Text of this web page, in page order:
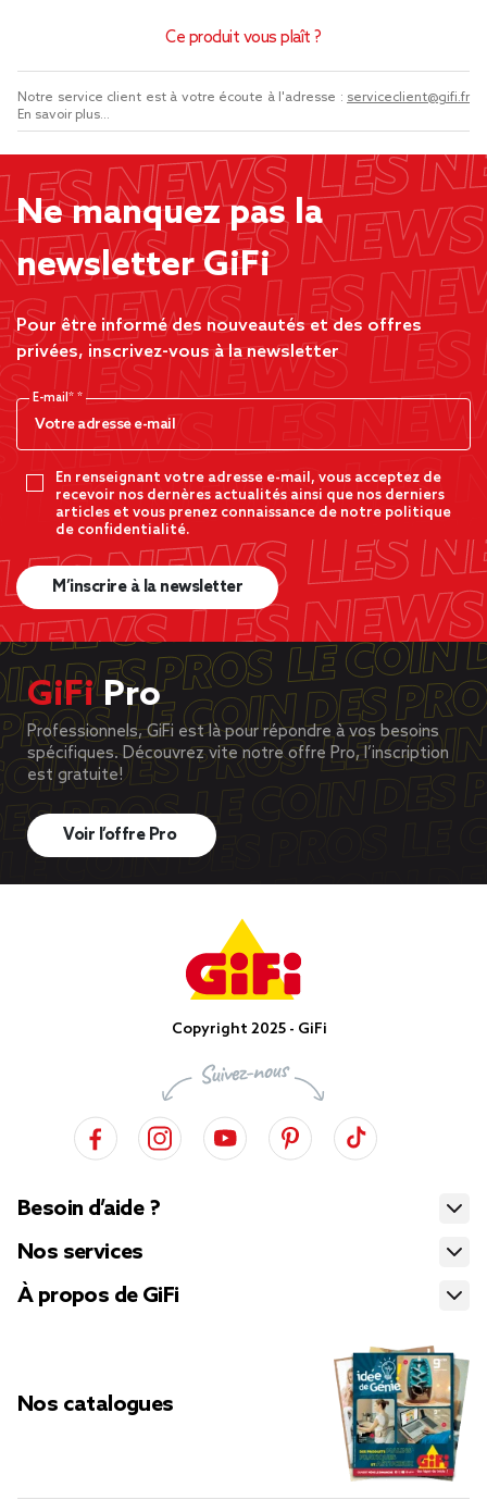
Ce produit vous plaît ?
Notre service client est à votre écoute à l'adresse : serviceclient@gifi.fr
En savoir plus...
Ne manquez pas la
newsletter GiFi
Pour être informé des nouveautés et des offres
privées, inscrivez-vous à la newsletter
E-mail*
En renseignant votre adresse e-mail, vous acceptez de
recevoir nos dernères actualités ainsi que nos derniers
articles et vous prenez connaissance de notre politique
de confidentialité.
M’inscrire à la newsletter
GiFiPro
Professionnels, GiFi est là pour répondre à vos besoins
spécifiques. Découvrez vite notre offre Pro, l’inscription
est gratuite!
Voir l’offre Pro
Copyright 2025 - GiFi
Besoin d’aide ?
Nos services
À propos de GiFi
Nos catalogues